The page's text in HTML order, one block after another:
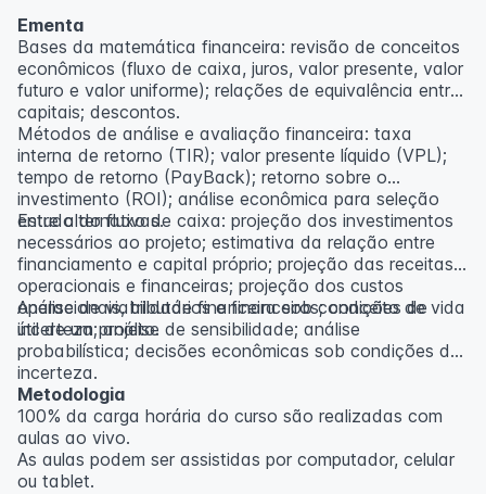
Ementa
Bases da matemática financeira: revisão de conceitos
econômicos (fluxo de caixa, juros, valor presente, valor
futuro e valor uniforme); relações de equivalência entre
capitais; descontos.
Métodos de análise e avaliação financeira: taxa
interna de retorno (TIR); valor presente líquido (VPL);
tempo de retorno (PayBack); retorno sobre o
investimento (ROI); análise econômica para seleção
entre alternativas.
Estudo do fluxo de caixa: projeção dos investimentos
necessários ao projeto; estimativa da relação entre
financiamento e capital próprio; projeção das receitas
operacionais e financeiras; projeção dos custos
operacionais, tributários e financeiros; conceito de vida
útil de um projeto.
Análise de viabilidade financeira sob condições de
incerteza; análise de sensibilidade; análise
probabilística; decisões econômicas sob condições de
incerteza.
Metodologia
100% da carga horária do curso são realizadas com
aulas ao vivo.
As aulas podem ser assistidas por computador, celular
ou tablet.